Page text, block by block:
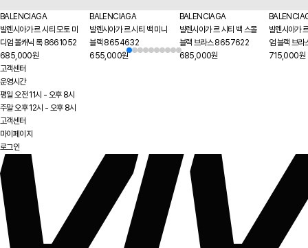
BALENCIAGA
발렌시아가 르 시티 모토 미
디엄 볼캐닉 록 8661052
685,000원
BALENCIAGA
발렌시아가 르 시티 백 미니
블랙 8654632
655,000원
BALENCIAGA
발렌시아가 르 시티 백 스몰
블랙 브라스 8657622
685,000원
발렌시아가
엄 블랙 브
715,000원
고객센터
운영시간
평일 오전 11시 - 오후 8시
주말 오후 12시 - 오후 8시
고객센터
마이페이지
로그인